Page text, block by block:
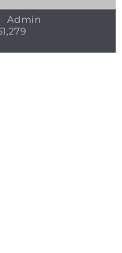
Admin